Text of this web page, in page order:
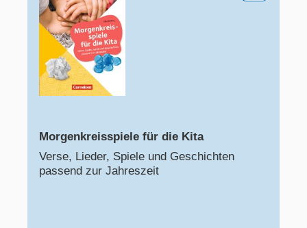
Morgenkreisspiele für die Kita
Verse, Lieder, Spiele und Geschichten
passend zur Jahreszeit